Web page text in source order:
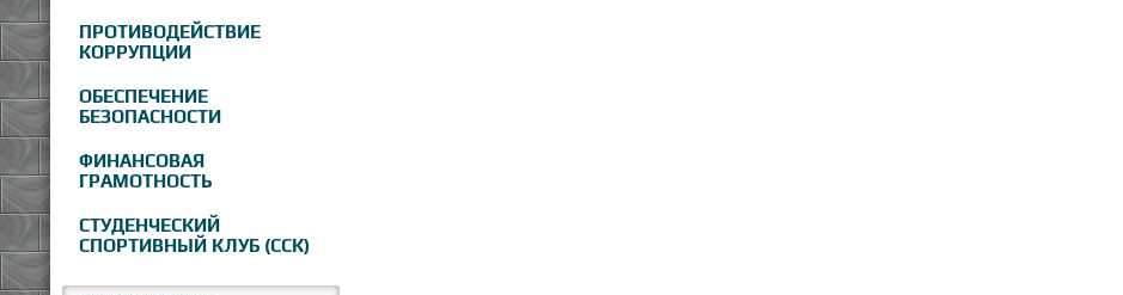
ПРОТИВОДЕЙСТВИЕ
КОРРУПЦИИ
ОБЕСПЕЧЕНИЕ
БЕЗОПАСНОСТИ
ФИНАНСОВАЯ
ГРАМОТНОСТЬ
СТУДЕНЧЕСКИЙ
СПОРТИВНЫЙ КЛУБ (ССК)